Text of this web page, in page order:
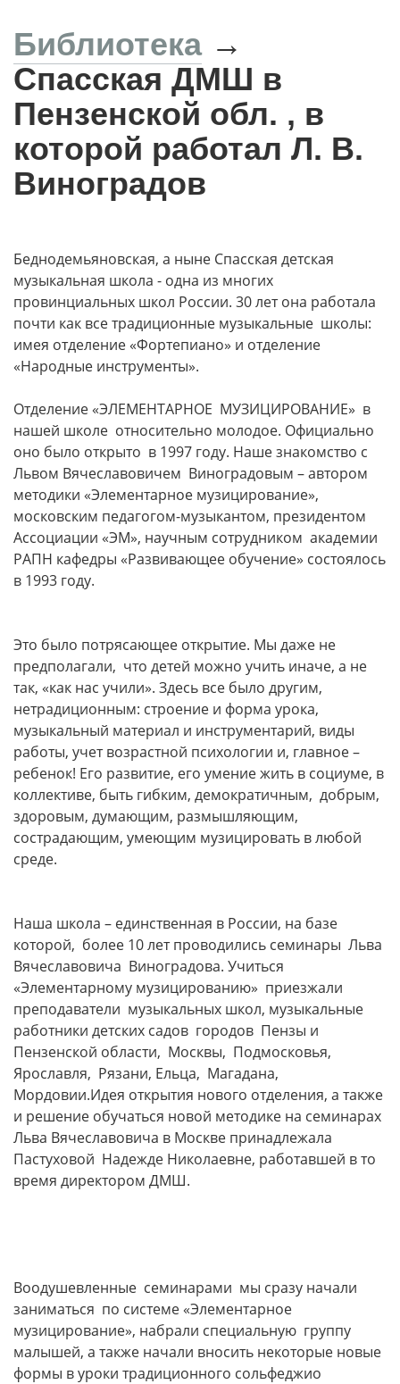
основному
содержанию
Библиотека →
Спасская ДМШ в
Пензенской обл. , в
которой работал Л. В.
Виноградов
Беднодемьяновская, а ныне Спасская детская
музыкальная школа - одна из многих
провинциальных школ России. 30 лет она работала
почти как все традиционные музыкальные школы:
имея отделение «Фортепиано» и отделение
«Народные инструменты».
Отделение «ЭЛЕМЕНТАРНОЕ МУЗИЦИРОВАНИЕ» в
нашей школе относительно молодое. Официально
оно было открыто в 1997 году. Наше знакомство с
Львом Вячеславовичем Виноградовым – автором
методики «Элементарное музицирование»,
московским педагогом-музыкантом, президентом
Ассоциации «ЭМ», научным сотрудником академии
РАПН кафедры «Развивающее обучение» состоялось
в 1993 году.
Это было потрясающее открытие. Мы даже не
предполагали, что детей можно учить иначе, а не
так, «как нас учили». Здесь все было другим,
нетрадиционным: строение и форма урока,
музыкальный материал и инструментарий, виды
работы, учет возрастной психологии и, главное –
ребенок! Его развитие, его умение жить в социуме, в
коллективе, быть гибким, демократичным, добрым,
здоровым, думающим, размышляющим,
сострадающим, умеющим музицировать в любой
среде.
Наша школа – единственная в России, на базе
которой, более 10 лет проводились семинары Льва
Вячеславовича Виноградова. Учиться
«Элементарному музицированию» приезжали
преподаватели музыкальных школ, музыкальные
работники детских садов городов Пензы и
Пензенской области, Москвы, Подмосковья,
Ярославля, Рязани, Ельца, Магадана,
Мордовии.Идея открытия нового отделения, а также
и решение обучаться новой методике на семинарах
Льва Вячеславовича в Москве принадлежала
Пастуховой Надежде Николаевне, работавшей в то
время директором ДМШ.
Воодушевленные семинарами мы сразу начали
заниматься по системе «Элементарное
музицирование», набрали специальную группу
малышей, а также начали вносить некоторые новые
формы в уроки традиционного сольфеджио